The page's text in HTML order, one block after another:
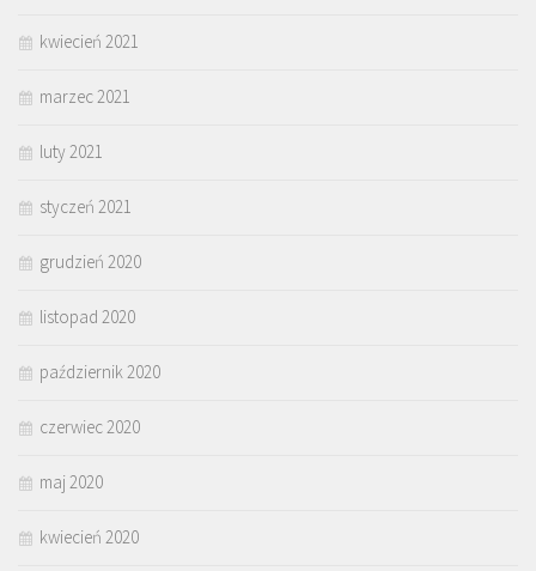
kwiecień 2021
marzec 2021
luty 2021
styczeń 2021
grudzień 2020
listopad 2020
październik 2020
czerwiec 2020
maj 2020
kwiecień 2020